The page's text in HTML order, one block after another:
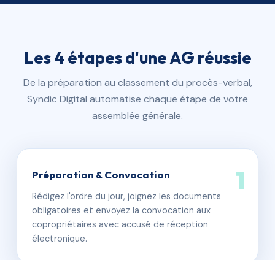
Les 4 étapes d'une AG réussie
De la préparation au classement du procès-verbal,
Syndic Digital automatise chaque étape de votre
assemblée générale.
1
Préparation & Convocation
Rédigez l'ordre du jour, joignez les documents
obligatoires et envoyez la convocation aux
copropriétaires avec accusé de réception
électronique.